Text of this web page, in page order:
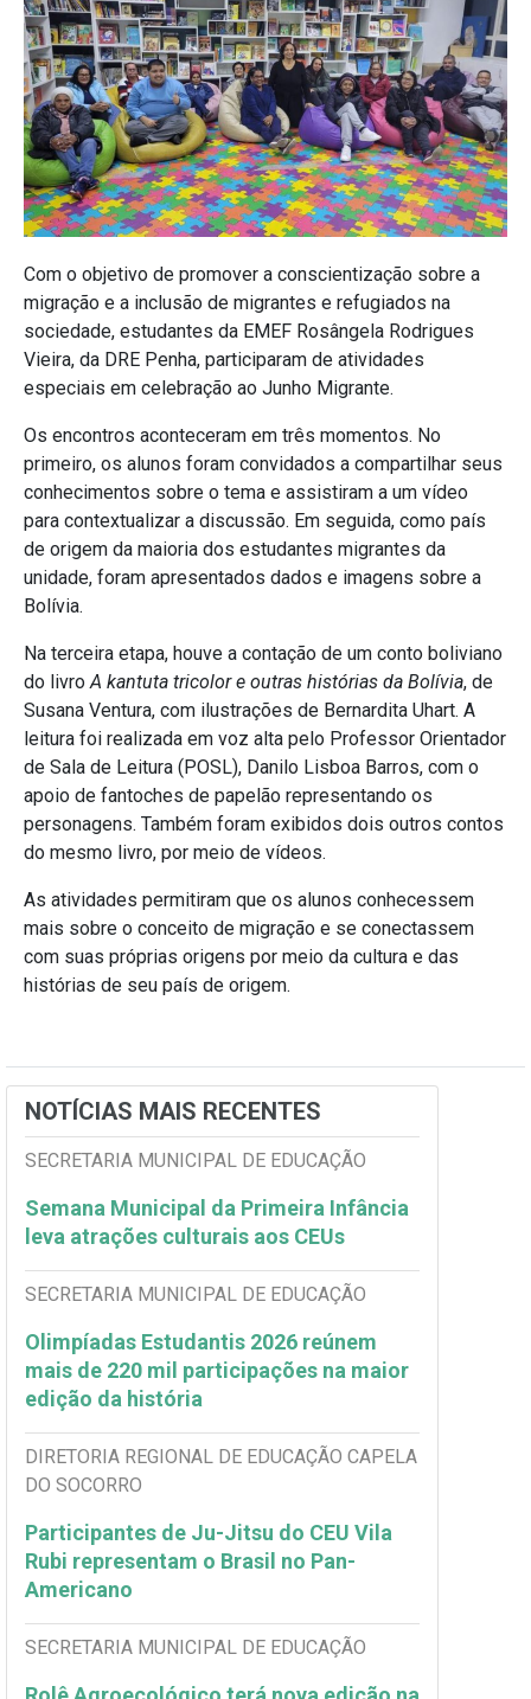
Com o objetivo de promover a conscientização sobre a
migração e a inclusão de migrantes e refugiados na
sociedade, estudantes da EMEF Rosângela Rodrigues
Vieira, da DRE Penha, participaram de atividades
especiais em celebração ao Junho Migrante.
Os encontros aconteceram em três momentos. No
primeiro, os alunos foram convidados a compartilhar seus
conhecimentos sobre o tema e assistiram a um vídeo
para contextualizar a discussão. Em seguida, como país
de origem da maioria dos estudantes migrantes da
unidade, foram apresentados dados e imagens sobre a
Bolívia.
Na terceira etapa, houve a contação de um conto boliviano
do livro A kantuta tricolor e outras histórias da Bolívia, de
Susana Ventura, com ilustrações de Bernardita Uhart. A
leitura foi realizada em voz alta pelo Professor Orientador
de Sala de Leitura (POSL), Danilo Lisboa Barros, com o
apoio de fantoches de papelão representando os
personagens. Também foram exibidos dois outros contos
do mesmo livro, por meio de vídeos.
As atividades permitiram que os alunos conhecessem
mais sobre o conceito de migração e se conectassem
com suas próprias origens por meio da cultura e das
histórias de seu país de origem.
NOTÍCIAS MAIS RECENTES
SECRETARIA MUNICIPAL DE EDUCAÇÃO
Semana Municipal da Primeira Infância
leva atrações culturais aos CEUs
SECRETARIA MUNICIPAL DE EDUCAÇÃO
Olimpíadas Estudantis 2026 reúnem
mais de 220 mil participações na maior
edição da história
DIRETORIA REGIONAL DE EDUCAÇÃO CAPELA
DO SOCORRO
Participantes de Ju-Jitsu do CEU Vila
Rubi representam o Brasil no Pan-
Americano
SECRETARIA MUNICIPAL DE EDUCAÇÃO